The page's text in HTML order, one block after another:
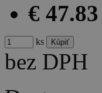
€ 47.83
ks
bez DPH